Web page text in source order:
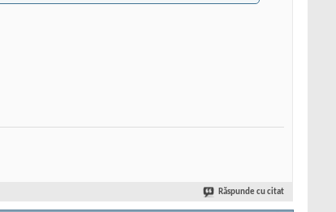
Răspunde cu citat